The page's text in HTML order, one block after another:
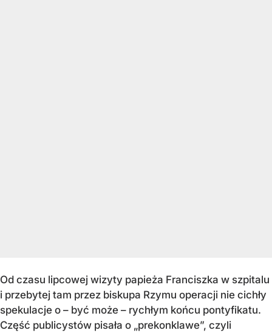
Od czasu lipcowej wizyty papieża Franciszka w szpitalu
i przebytej tam przez biskupa Rzymu operacji nie cichły
spekulacje o – być może – rychłym końcu pontyfikatu.
Część publicystów pisała o „prekonklawe”, czyli